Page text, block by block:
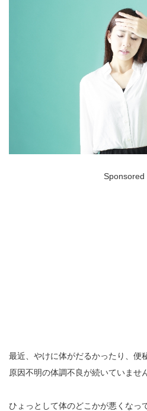
Sponsored
最近、やけに体がだるかったり、便
原因不明の体調不良が続いていませ
ひょっとして体のどこかが悪くなっ